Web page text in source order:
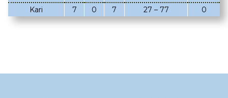
02.03.2023
08.02.2023
22.12.2022
14.12.2022
Kari
7 0 7 27 – 77 0